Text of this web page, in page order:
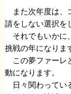
また次年度は、
請をしない選択を
それでもいかに
挑戦の年になりま
この夢ファーレ
動になります。
日々関わってい